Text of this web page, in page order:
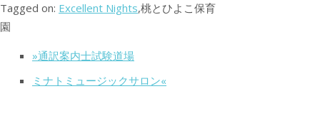
Tagged on: Excellent Nights,桃とひよこ保育
園
»通訳案内士試験道場
ミナトミュージックサロン«